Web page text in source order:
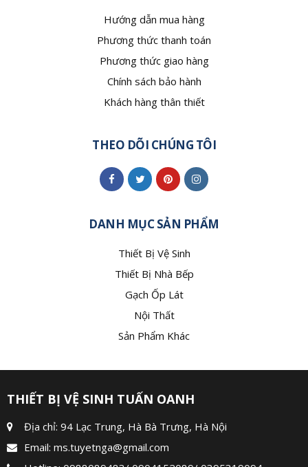
Hướng dẫn mua hàng
Phương thức thanh toán
Phương thức giao hàng
Chính sách bảo hành
Khách hàng thân thiết
THEO DÕI CHÚNG TÔI
DANH MỤC SẢN PHẨM
Thiết Bị Vệ Sinh
Thiết Bị Nhà Bếp
Gạch Ốp Lát
Nội Thất
Sản Phẩm Khác
THIẾT BỊ VỆ SINH TUẤN OANH
Địa chỉ: 94 Lạc Trung, Hà Bà Trưng, Hà Nội
Email: ms.tuyetnga@gmail.com